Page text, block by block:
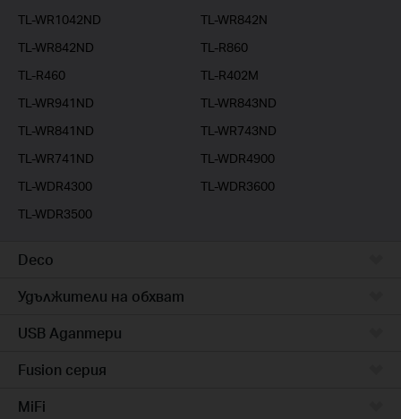
TL-WR1042ND
TL-WR842N
TL-WR842ND
TL-R860
TL-R460
TL-R402M
TL-WR941ND
TL-WR843ND
TL-WR841ND
TL-WR743ND
TL-WR741ND
TL-WDR4900
TL-WDR4300
TL-WDR3600
TL-WDR3500
Deco
Удължители на обхват
USB Адаптери
Fusion серия
MiFi